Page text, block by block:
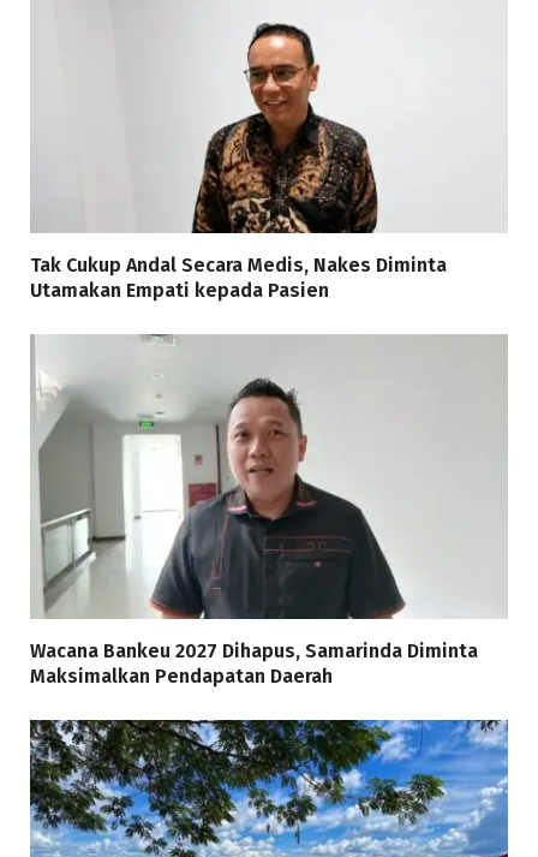
Tak Cukup Andal Secara Medis, Nakes Diminta
Utamakan Empati kepada Pasien
Wacana Bankeu 2027 Dihapus, Samarinda Diminta
Maksimalkan Pendapatan Daerah